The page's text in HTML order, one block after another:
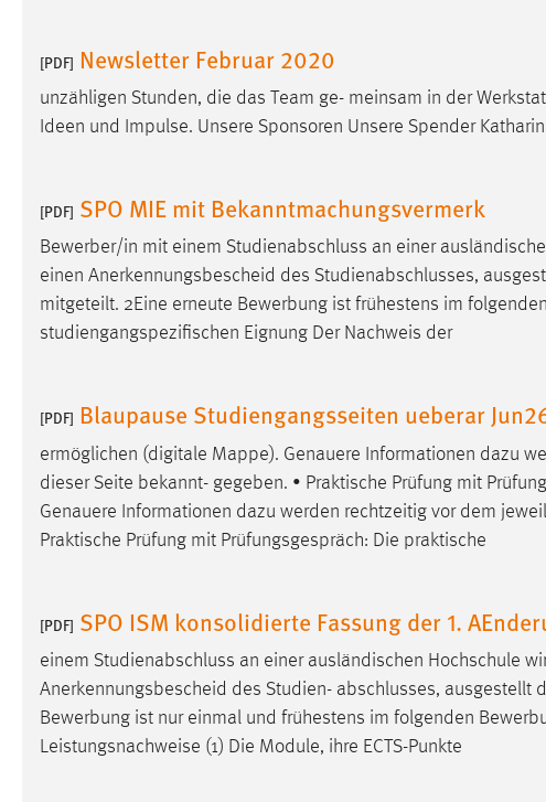
[PDF] Newsletter Februar 2020
unzähligen Stunden, die das Team ge- meinsam in der
Ideen und Impulse. Unsere Sponsoren Unsere Spender
[PDF] SPO MIE mit Bekanntmachungsvermerk
Bewerber/in mit einem Studienabschluss an einer
einen Anerkennungsbescheid des Studienabschlusses,
mitgeteilt. 2Eine erneute Bewerbung ist frühestens im folgenden
studiengangspezifischen Eignung Der Nachweis der
[PDF] Blaupause Studiengangsseiten ueberar
ermöglichen (digitale Mappe). Genauere Informationen dazu
dieser Seite bekannt- gegeben. • Praktische Prüfung mit
Genauere Informationen dazu werden rechtzeitig vor dem
Praktische Prüfung mit Prüfungsgespräch: Die praktische
[PDF] SPO ISM konsolidierte Fassung der 1.
einem Studienabschluss an einer ausländischen Hochschule
Anerkennungsbescheid des Studien- abschlusses, ausgestellt
Bewerbung ist nur einmal und frühestens im folgenden
Leistungsnachweise (1) Die Module, ihre ECTS-Punkte